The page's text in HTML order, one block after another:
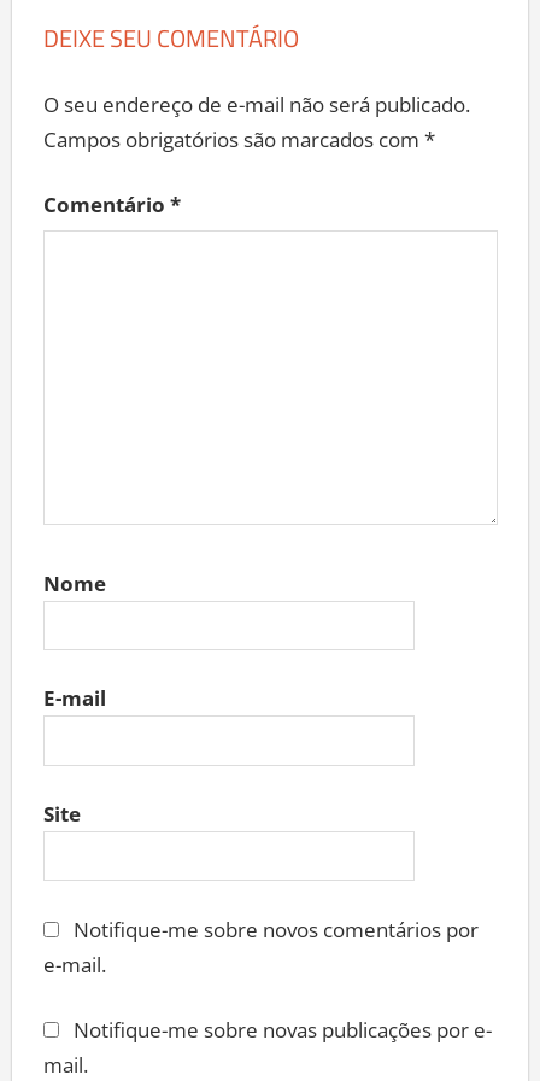
DEIXE SEU COMENTÁRIO
O seu endereço de e-mail não será publicado.
Campos obrigatórios são marcados com *
Comentário *
Nome
E-mail
Site
Notifique-me sobre novos comentários por
e-mail.
Notifique-me sobre novas publicações por e-
mail.